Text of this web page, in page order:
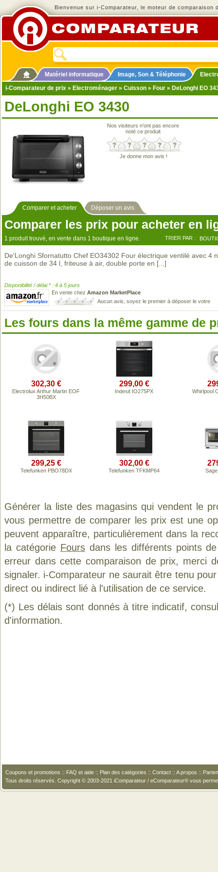
Bienvenue sur i-Comparateur, le moteur de comparaison
Matériel informatique Image, Son & Téléphonie
i-Comparateur de prix » Electroménager » Cuisson » Four » DeLonghi EO
DeLonghi EO 3430
Nos visiteurs n'ont pas encore
noté ce produit
Je donne mon avis !
Comparer et acheter Déposer un avis
Comparer les prix pour acheter en
1 produit trouvé, en vente dans 1 boutique en ligne. TRIER PAR :
De'Longhi Sfornatutto Chef EO34302 Four électrique ventilé avec 4
de cuisson de 34 l, friteuse à air, double porte en [...]
Disponibilité / délai * : 4 à 5 jours
En vente chez Amazon MarketPlace
Aucun avis, soyez le premier à déposer le votre
Les fours dans la même gamme de
302,30 €
Electrolux Arthur Martin EOF
3H50BX
299,00 €
Indesit IO275PX Whirlpool
299,25 €
Telefunken PBO78DX
302,00 €
Telefunken TFKMP64
Générer la liste des magasins qui vendent le
vous permettre de comparer les prix est une
peuvent apparaître, particulièrement dans la
la catégorie Foursdans les différents points
erreur dans cette comparaison de prix, merci
signaler. i-Comparateur ne saurait être tenu
direct ou indirect lié à l'utilisation de ce service.
(*) Les délais sont donnés à titre indicatif,
d'information.
Coupons et promotions :: FAQ et aide :: Plan des catégories :: Contact :: A propos ::
Tous droits réservés. Copyright © 2003-2021 iComparateur / eComparateur® vous